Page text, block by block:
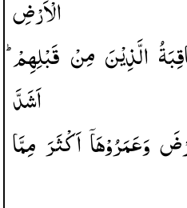
الْاَرْضِ
الَّذِیْنَ مِنْ قَبْلِهِمْ ؕ
اَشَدَّ
وَعَمَرُوْهَاۤاَكْثَرَ مِمَّا